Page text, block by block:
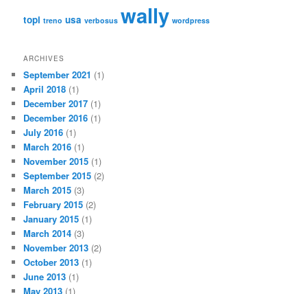
topi treno usa verbosus wally wordpress
ARCHIVES
September 2021 (1)
April 2018 (1)
December 2017 (1)
December 2016 (1)
July 2016 (1)
March 2016 (1)
November 2015 (1)
September 2015 (2)
March 2015 (3)
February 2015 (2)
January 2015 (1)
March 2014 (3)
November 2013 (2)
October 2013 (1)
June 2013 (1)
May 2013 (1)